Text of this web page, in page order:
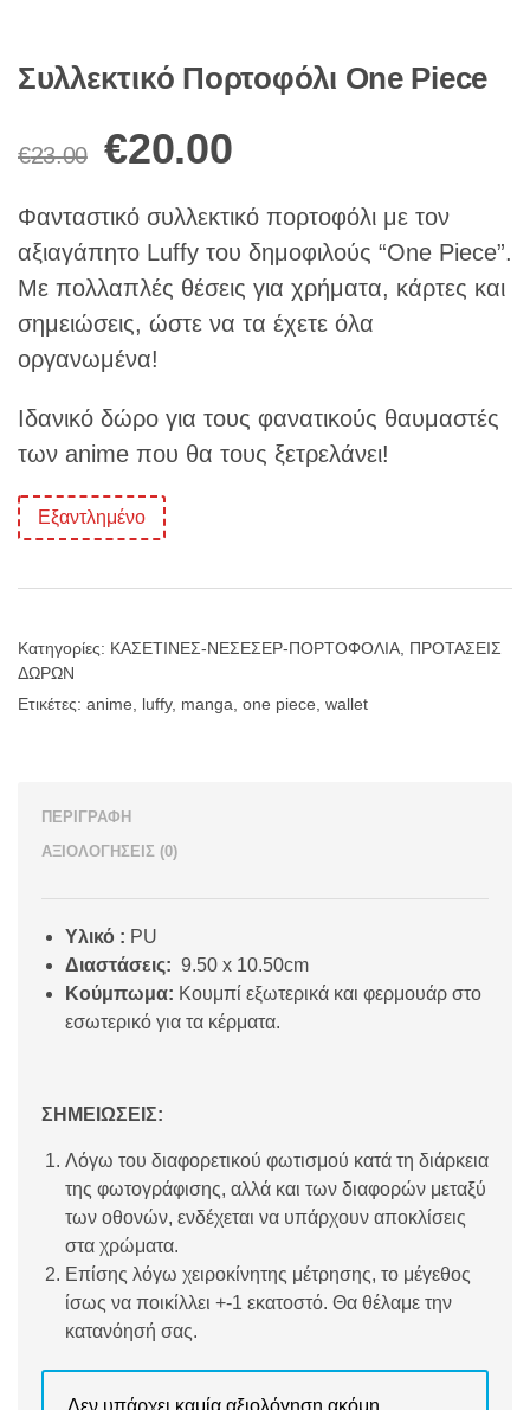
Συλλεκτικό Πορτοφόλι One Piece
€23.00
Original
price
was:
€23.00.
€20.00Η
τρέχουσα
τιμή
είναι:
€20.00.
Φανταστικό συλλεκτικό πορτοφόλι με τoν
αξιαγάπητο Luffy του δημοφιλούς “One Piece”.
Με πολλαπλές θέσεις για χρήματα, κάρτες και
σημειώσεις, ώστε να τα έχετε όλα
οργανωμένα!
Ιδανικό δώρο για τους φανατικούς θαυμαστές
των anime που θα τους ξετρελάνει!
Εξαντλημένο
Κατηγορίες: ΚΑΣΕΤΙΝΕΣ-ΝΕΣΕΣΕΡ-ΠΟΡΤΟΦΟΛΙΑ ΠΡΟΤΑΣΕΙΣ
ΔΩΡΩΝ
Ετικέτες: anime luffy, manga one piece wallet
ΠΕΡΙΓΡΑΦΉ
ΑΞΙΟΛΟΓΉΣΕΙΣ (0)
Υλικό : PU
Διαστάσεις: 9.50 x 10.50cm
Κούμπωμα: Κουμπί εξωτερικά και φερμουάρ στο
εσωτερικό για τα κέρματα.
ΣΗΜΕΙΩΣΕΙΣ:
Λόγω του διαφορετικού φωτισμού κατά τη διάρκεια
της φωτογράφισης, αλλά και των διαφορών μεταξύ
των οθονών, ενδέχεται να υπάρχουν αποκλίσεις
στα χρώματα.
Επίσης λόγω χειροκίνητης μέτρησης, το μέγεθος
ίσως να ποικίλλει +-1 εκατοστό. Θα θέλαμε την
κατανόησή σας.
Δεν υπάρχει καμία αξιολόγηση ακόμη.